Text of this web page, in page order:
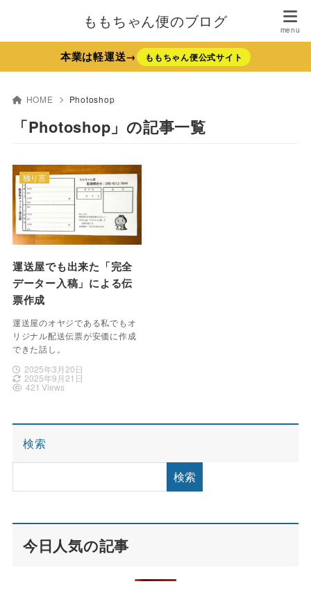
ももちゃん便のブログ
本業は軽運送→ ももちゃん便公式サイト
HOME Photoshop
「Photoshop」の記事一覧
運送屋でも出来た「完全
データー入稿」による伝
票作成
運送屋のオヤジである私でもオ
リジナル配送伝票が安価に作成
できた話し。
2025年3月20日
2025年9月21日
独り言
421 Views
検索
検索
今日人気の記事